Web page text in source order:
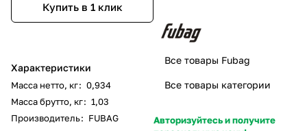
Купить в 1 клик
Характеристики
Масса нетто, кг: 0,934
Масса брутто, кг: 1,03
Производитель: FUBAG
Все товары Fubag
Все товары категории
Авторизуйтесь и получите